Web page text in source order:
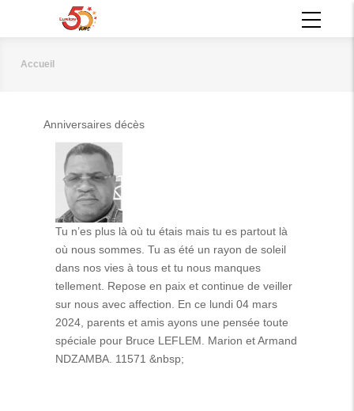
principal
Fil
Accueil
Anniversaires décès
Tu n’es plus là où tu étais mais tu es partout là
où nous sommes. Tu as été un rayon de soleil
dans nos vies à tous et tu nous manques
tellement. Repose en paix et continue de veiller
sur nous avec affection. En ce lundi 04 mars
2024, parents et amis ayons une pensée toute
spéciale pour Bruce LEFLEM. Marion et Armand
NDZAMBA. 11571 &nbsp;